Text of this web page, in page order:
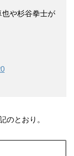
や杉谷拳士が
のとおり。